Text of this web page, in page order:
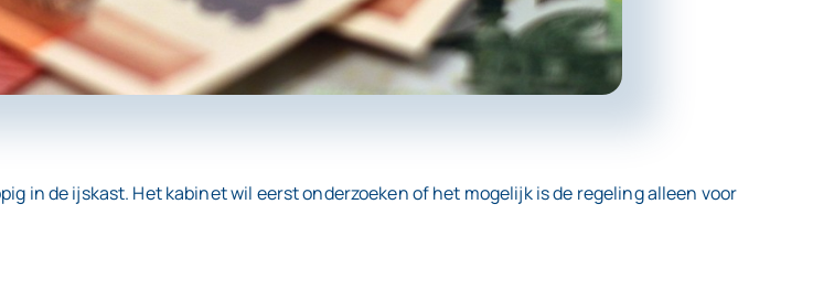
in de ijskast. Het kabinet wil eerst onderzoeken of het mogelijk is de regeling alleen voor